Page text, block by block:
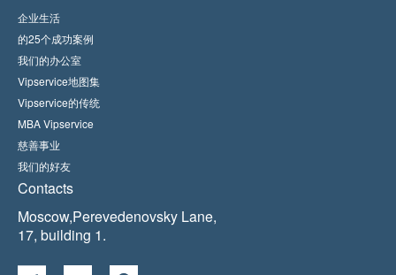
企业生活
的25个成功案例
我们的办公室
Vipservice地图集
Vipservice的传统
MBA Vipservice
慈善事业
我们的好友
Contacts
Moscow,Perevedenovsky Lane,
17, building 1.